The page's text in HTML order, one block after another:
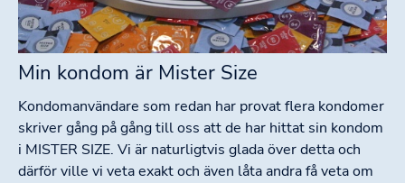
Min kondom är Mister Size
Kondomanvändare som redan har provat flera kondomer
skriver gång på gång till oss att de har hittat sin kondom
i MISTER SIZE. Vi är naturligtvis glada över detta och
därför ville vi veta exakt och även låta andra få veta om